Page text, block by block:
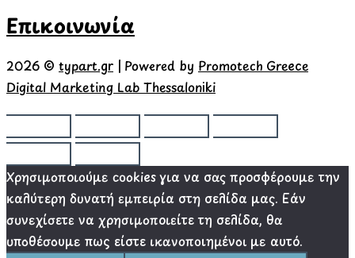
Επικοινωνία
2026 © typart.gr | Powered by Promotech Greece
Digital Marketing Lab Thessaloniki
Χρησιμοποιούμε cookies για να σας προσφέρουμε την
καλύτερη δυνατή εμπειρία στη σελίδα μας. Εάν
συνεχίσετε να χρησιμοποιείτε τη σελίδα, θα
υποθέσουμε πως είστε ικανοποιημένοι με αυτό.